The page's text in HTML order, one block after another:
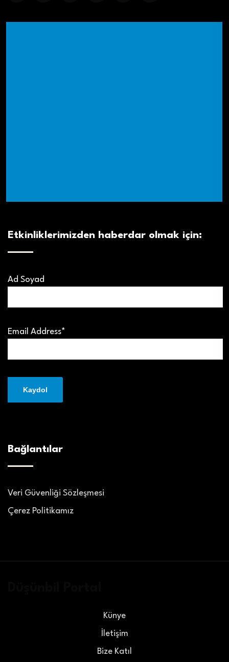
Etkinliklerimizden haberdar olmak için:
Ad Soyad
Email Address*
Bağlantılar
Veri Güvenliği Sözleşmesi
Çerez Politikamız
Künye
İletişim
Bize Katıl